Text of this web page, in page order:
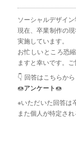
ソーシャルデザイ
現在、卒業制作の
実施しています。
お忙しいところ恐
ますと幸いです。
👇 回答はこちらか
🍩アンケート🍩
※いただいた回答は
また個人が特定され